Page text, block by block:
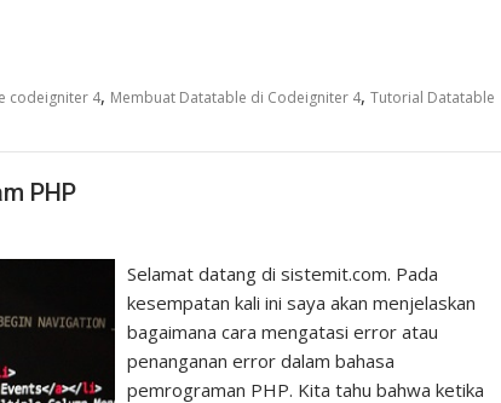
codeigniter 4, Membuat Datatable di Codeigniter 4, Tutorial Datatable
PHP
Selamat datang di sistemit.com. Pada
kesempatan kali ini saya akan menjelaskan
bagaimana cara mengatasi error atau
penanganan error dalam bahasa
pemrograman PHP. Kita tahu bahwa ketika